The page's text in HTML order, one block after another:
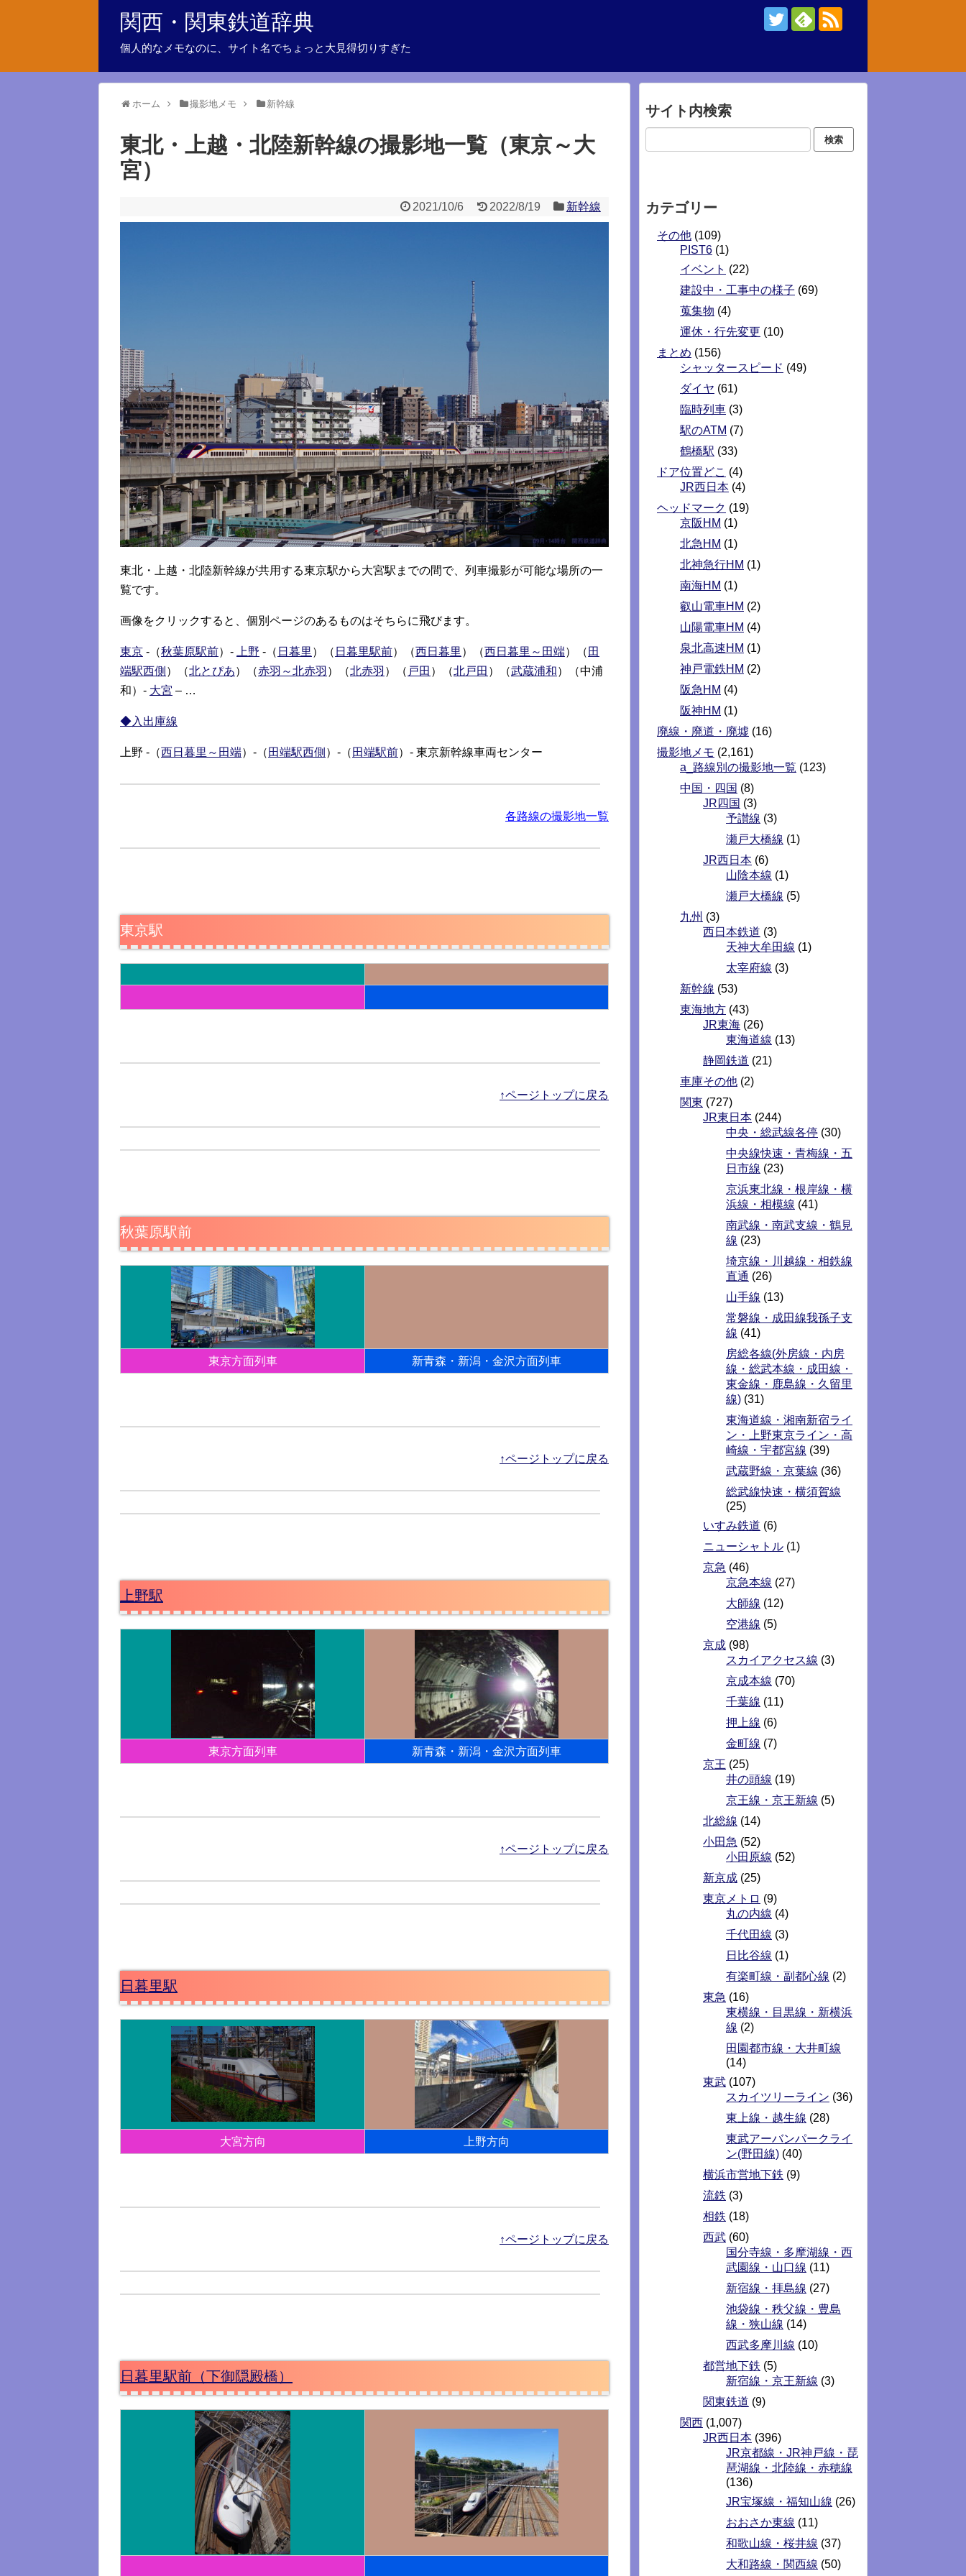
関西・関東鉄道辞典
個人的なメモなのに、サイト名でちょっと大見得切りすぎた
ホーム 撮影地メモ 新幹線
東北・上越・北陸新幹線の撮影地一覧（東京～大
宮）
2021/10/6 2022/8/19 新幹線
東北・上越・北陸新幹線が共用する東京駅から大宮駅までの間で、列車撮影が可能な場所の一
覧です。
画像をクリックすると、個別ページのあるものはそちらに飛びます。
東京 -（秋葉原駅前）- 上野 -（ 日暮里 ）（ 日暮里駅前）（西日暮里 ）（西日暮里～田端）（ 田
端駅西側 ）（北とぴあ）（赤羽～北赤羽 ）（北赤羽 ）（ 戸田 ）（北戸田 ）（武蔵浦和）（中浦
和）- 大宮 – …
◆入出庫線
上野 -（西日暮里～田端）-（ 田端駅西側 ）-（ 田端駅前）- 東京新幹線車両センター
各路線の撮影地一覧
東京駅
↑ページトップに戻る
秋葉原駅前
東京方面列車 新青森・新潟・金沢方面列車
↑ページトップに戻る
上野駅
東京方面列車 新青森・新潟・金沢方面列車
↑ページトップに戻る
日暮里駅
大宮方向 上野方向
↑ページトップに戻る
日暮里駅前（下御隠殿橋）
サイト内検索
カテゴリー
その他 (109)
PIST6 (1)
イベント (22)
建設中・工事中の様子 (69)
蒐集物 (4)
運休・行先変更 (10)
まとめ (156)
シャッタースピード (49)
ダイヤ (61)
臨時列車 (3)
駅のATM (7)
鶴橋駅 (33)
ドア位置どこ (4)
JR西日本 (4)
ヘッドマーク (19)
京阪HM (1)
北急HM (1)
北神急行HM (1)
南海HM (1)
叡山電車HM (2)
山陽電車HM (4)
泉北高速HM (1)
神戸電鉄HM (2)
阪急HM (4)
阪神HM (1)
廃線・廃道・廃墟 (16)
撮影地メモ (2,161)
a_路線別の撮影地一覧 (123)
中国・四国 (8)
JR四国 (3)
予讃線 (3)
瀬戸大橋線 (1)
JR西日本 (6)
山陰本線 (1)
瀬戸大橋線 (5)
九州 (3)
西日本鉄道 (3)
天神大牟田線 (1)
太宰府線 (3)
新幹線 (53)
東海地方 (43)
JR東海 (26)
東海道線 (13)
静岡鉄道 (21)
車庫その他 (2)
関東 (727)
JR東日本 (244)
中央・総武線各停 (30)
中央線快速・青梅線・五
日市線 (23)
京浜東北線・根岸線・横
浜線・相模線 (41)
南武線・南武支線・鶴見
線 (23)
埼京線・川越線・相鉄線
直通 (26)
山手線 (13)
常磐線・成田線我孫子支
線 (41)
房総各線(外房線・内房
線・総武本線・成田線・
東金線・鹿島線・久留里
線) (31)
東海道線・湘南新宿ライ
ン・上野東京ライン・高
崎線・宇都宮線 (39)
武蔵野線・京葉線 (36)
総武線快速・横須賀線
(25)
いすみ鉄道 (6)
ニューシャトル (1)
京急 (46)
京急本線 (27)
大師線 (12)
空港線 (5)
京成 (98)
スカイアクセス線 (3)
京成本線 (70)
千葉線 (11)
押上線 (6)
金町線 (7)
京王 (25)
井の頭線 (19)
京王線・京王新線 (5)
北総線 (14)
小田急 (52)
小田原線 (52)
新京成 (25)
東京メトロ (9)
丸の内線 (4)
千代田線 (3)
日比谷線 (1)
有楽町線・副都心線 (2)
東急 (16)
東横線・目黒線・新横浜
線 (2)
田園都市線・大井町線
(14)
東武 (107)
スカイツリーライン (36)
東上線・越生線 (28)
東武アーバンパークライ
ン(野田線) (40)
横浜市営地下鉄 (9)
流鉄 (3)
相鉄 (18)
西武 (60)
国分寺線・多摩湖線・西
武園線・山口線 (11)
新宿線・拝島線 (27)
池袋線・秩父線・豊島
線・狭山線 (14)
西武多摩川線 (10)
都営地下鉄 (5)
新宿線・京王新線 (3)
関東鉄道 (9)
関西 (1,007)
JR西日本 (396)
JR京都線・JR神戸線・琵
琶湖線・北陸線・赤穂線
(136)
JR宝塚線・福知山線 (26)
おおさか東線 (11)
和歌山線・桜井線 (37)
大和路線・関西線 (50)